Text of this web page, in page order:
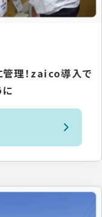
管理！zaico導入で